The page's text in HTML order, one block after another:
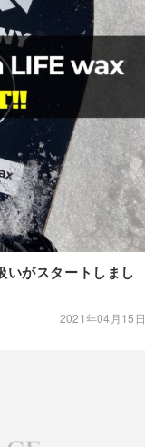
がスタートしまし
2021年04月15日